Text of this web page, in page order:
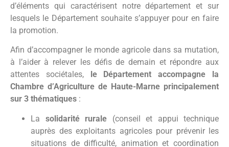
d’éléments qui caractérisent notre département et sur
lesquels le Département souhaite s’appuyer pour en faire
la promotion.
Afin d’accompagner le monde agricole dans sa mutation,
à l’aider à relever les défis de demain et répondre aux
attentes sociétales,
le Département accompagne la
Chambre d’Agriculture de Haute-Marne principalement
sur 3 thématiques :
La solidarité rurale (conseil et appui technique
auprès des exploitants agricoles pour prévenir les
situations de difficulté, animation et coordination